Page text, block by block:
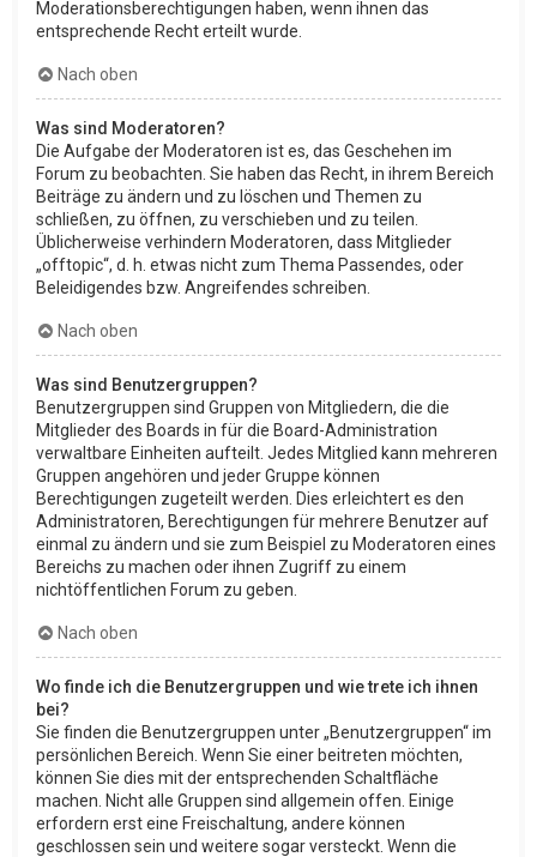
Moderationsberechtigungen haben, wenn ihnen das
entsprechende Recht erteilt wurde.
Nach oben
Was sind Moderatoren?
Die Aufgabe der Moderatoren ist es, das Geschehen im
Forum zu beobachten. Sie haben das Recht, in ihrem Bereich
Beiträge zu ändern und zu löschen und Themen zu
schließen, zu öffnen, zu verschieben und zu teilen.
Üblicherweise verhindern Moderatoren, dass Mitglieder
„offtopic“, d. h. etwas nicht zum Thema Passendes, oder
Beleidigendes bzw. Angreifendes schreiben.
Nach oben
Was sind Benutzergruppen?
Benutzergruppen sind Gruppen von Mitgliedern, die die
Mitglieder des Boards in für die Board-Administration
verwaltbare Einheiten aufteilt. Jedes Mitglied kann mehreren
Gruppen angehören und jeder Gruppe können
Berechtigungen zugeteilt werden. Dies erleichtert es den
Administratoren, Berechtigungen für mehrere Benutzer auf
einmal zu ändern und sie zum Beispiel zu Moderatoren eines
Bereichs zu machen oder ihnen Zugriff zu einem
nichtöffentlichen Forum zu geben.
Nach oben
Wo finde ich die Benutzergruppen und wie trete ich ihnen
bei?
Sie finden die Benutzergruppen unter „Benutzergruppen“ im
persönlichen Bereich. Wenn Sie einer beitreten möchten,
können Sie dies mit der entsprechenden Schaltfläche
machen. Nicht alle Gruppen sind allgemein offen. Einige
erfordern erst eine Freischaltung, andere können
geschlossen sein und weitere sogar versteckt. Wenn die